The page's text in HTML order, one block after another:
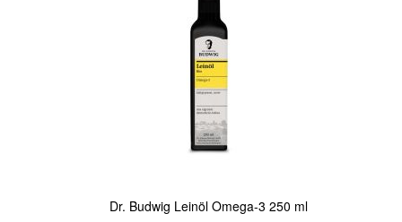
Dr. Budwig Leinöl Omega-3 250 ml